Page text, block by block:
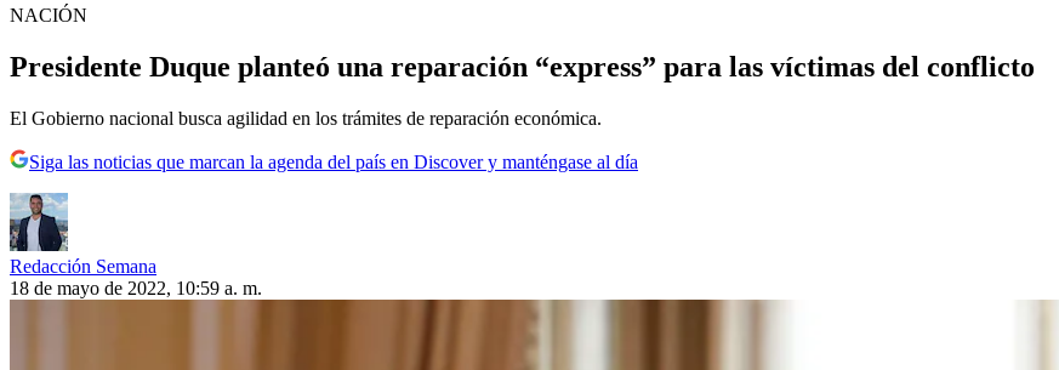
NACIÓN
Presidente Duque planteó una reparación “express” para las víctimas del conflicto
El Gobierno nacional busca agilidad en los trámites de reparación económica.
Siga las noticias que marcan la agenda del país en Discover y manténgase al día
Redacción Semana
18 de mayo de 2022, 10:59 a. m.